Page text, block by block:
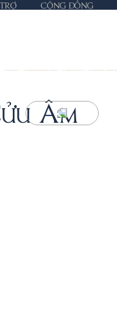
CỘNG ĐỒNG
Âm